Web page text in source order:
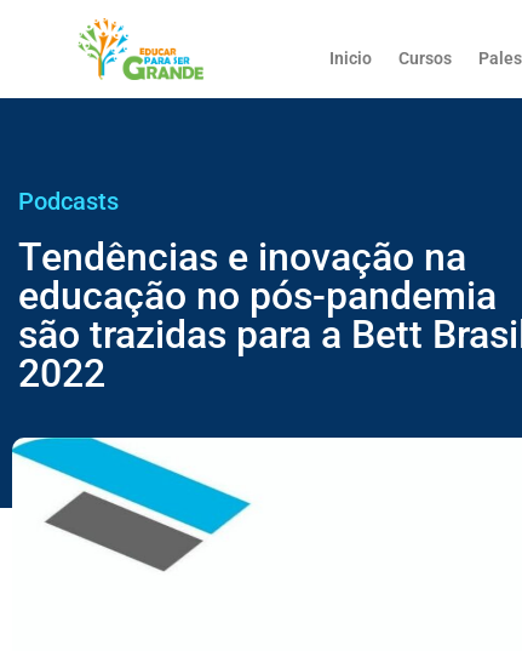
Inicio Cursos
Podcasts
Tendências e inovação na
educação no pós-pandemia
são trazidas para a Bett
2022